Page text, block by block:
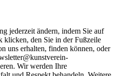
jederzeit ändern, indem Sie auf
klicken, den Sie in der Fußzeile
uns erhalten, finden können, oder
Wir werden Ihre